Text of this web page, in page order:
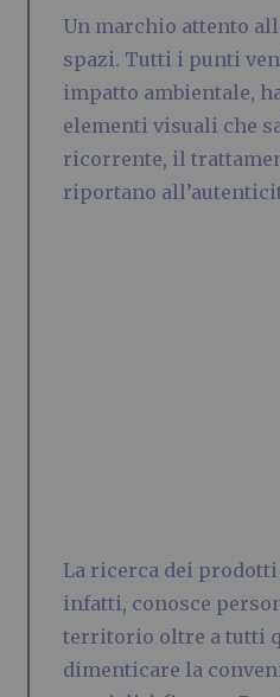
Un marchio attento
spazi. Tutti i punti
impatto ambientale,
elementi visuali che
ricorrente, il
riportano
La ricerca dei
infatti, conosce
territorio oltre a tutti
dimenticare la